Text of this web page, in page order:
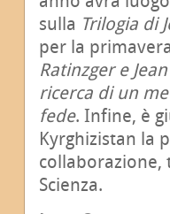
sulla Trilogia di
per la
Ratinzger e
ricerca di un
fede. Infine, è
Kyrghizistan la
collaborazione,
Scienza.